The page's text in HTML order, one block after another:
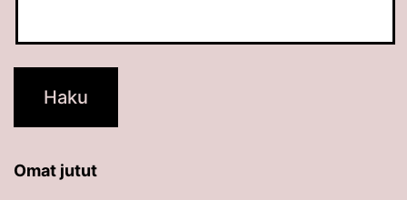
Omat jutut